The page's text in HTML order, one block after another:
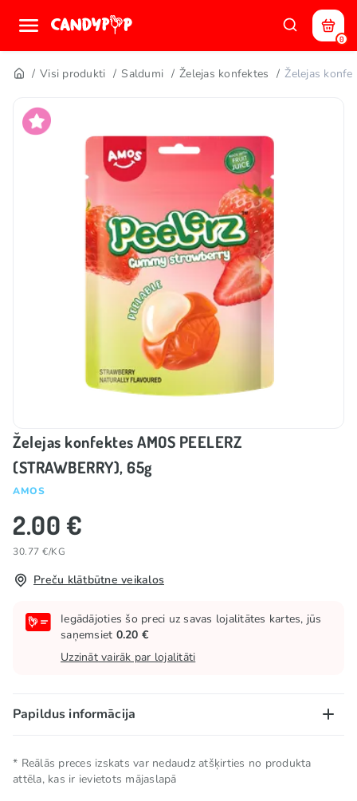
0
Visi produkti Saldumi Želejas konfektes Želejas
Želejas konfektes AMOS PEELERZ
(STRAWBERRY), 65g
AMOS
2.00 €
30.77 €/KG
Preču klātbūtne veikalos
Iegādājoties šo preci uz savas lojalitātes kartes, jūs
saņemsiet 0.20 €
Uzzināt vairāk par lojalitāti
Papildus informācija
Neto daudzums 0.065 KG
* Reālās preces izskats var nedaudz atšķirties no produkta
attēla, kas ir ievietots mājaslapā